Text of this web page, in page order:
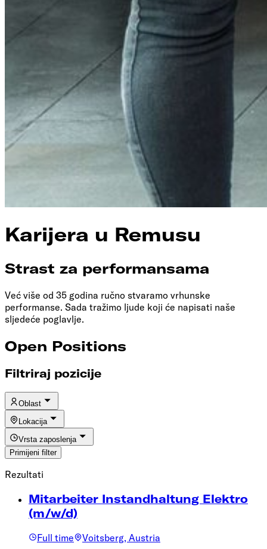
Karijera u Remusu
Strast za performansama
Već više od 35 godina ručno stvaramo vrhunske
performanse. Sada tražimo ljude koji će napisati naše
sljedeće poglavlje.
Open Positions
Filtriraj pozicije
Oblast
Lokacija
Vrsta zaposlenja
Primijeni filter
Rezultati
Mitarbeiter Instandhaltung Elektro
(m/w/d)
Full time Voitsberg, Austria